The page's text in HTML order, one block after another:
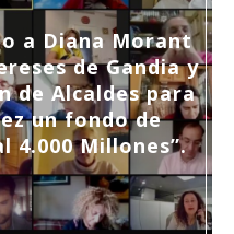
a Diana Morant
de Gandia y
de Alcaldes para
un fondo de
4.000 Millones”.